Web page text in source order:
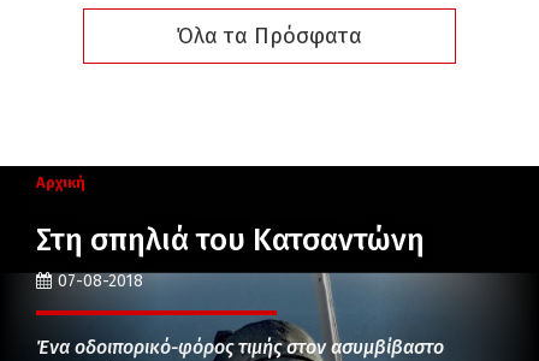
Όλα τα Πρόσφατα
Αρχική
Στη σπηλιά του Κατσαντώνη
07-08-2018
Ένα οδοιπορικό-φόρος τιμής στον ασυμβίβαστο